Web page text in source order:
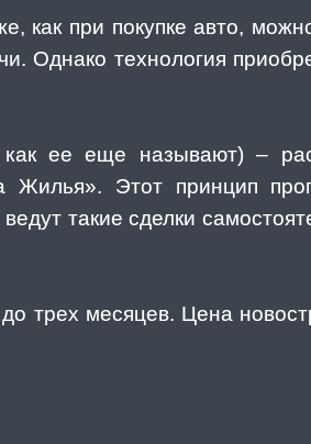
как при покупке авто,
Однако технология
как ее еще называют) –
Жилья». Этот принцип
такие сделки
трех месяцев. Цена